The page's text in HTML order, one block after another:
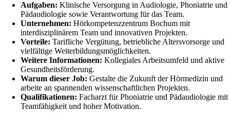
Aufgaben: Klinische Versorgung in Audiologie, Phoniatrie und
Pädaudiologie sowie Verantwortung für das Team.
Unternehmen: Hörkompetenzzentrum Bochum mit
interdisziplinärem Team und innovativen Projekten.
Vorteile: Tarifliche Vergütung, betriebliche Altersvorsorge und
vielfältige Weiterbildungsmöglichkeiten.
Weitere Informationen: Kollegiales Arbeitsumfeld und aktive
Gesundheitsförderung.
Warum dieser Job: Gestalte die Zukunft der Hörmedizin und
arbeite an spannenden wissenschaftlichen Projekten.
Qualifikationen: Facharzt für Phoniatrie und Pädaudiologie mit
Teamfähigkeit und hoher Motivation.